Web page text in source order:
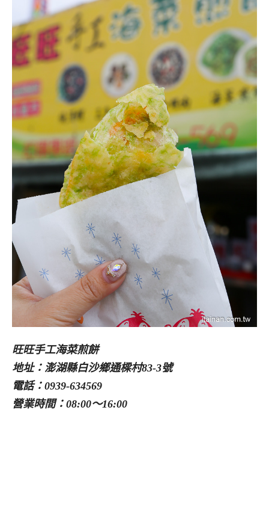
旺旺手工海菜煎餅
地址：澎湖縣白沙鄉通樑村83-3號
電話：0939-634569
營業時間：08:00～16:00